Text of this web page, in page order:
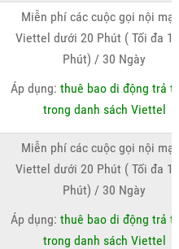
Miễn phí các cuộc gọi nội
Viettel dưới 20 Phút ( Tối đa
Phút) / 30 Ngày
Áp dụng:thuê bao di động trả
trong danh sách Viettel
Miễn phí các cuộc gọi nội
Viettel dưới 20 Phút ( Tối đa
Phút) / 30 Ngày
Áp dụng:thuê bao di động trả
trong danh sách Viettel